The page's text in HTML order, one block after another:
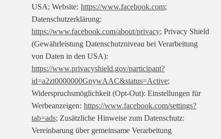
USA; Website: https://www.facebook.com;
Datenschutzerklärung:
https://www.facebook.com/about/privacy; Privacy Shield
(Gewährleistung Datenschutzniveau bei Verarbeitung
von Daten in den USA):
https://www.privacyshield.gov/participant?
id=a2zt0000000GnywAAC&status=Active;
Widerspruchsmöglichkeit (Opt-Out): Einstellungen für
Werbeanzeigen: https://www.facebook.com/settings?
tab=ads; Zusätzliche Hinweise zum Datenschutz:
Vereinbarung über gemeinsame Verarbeitung